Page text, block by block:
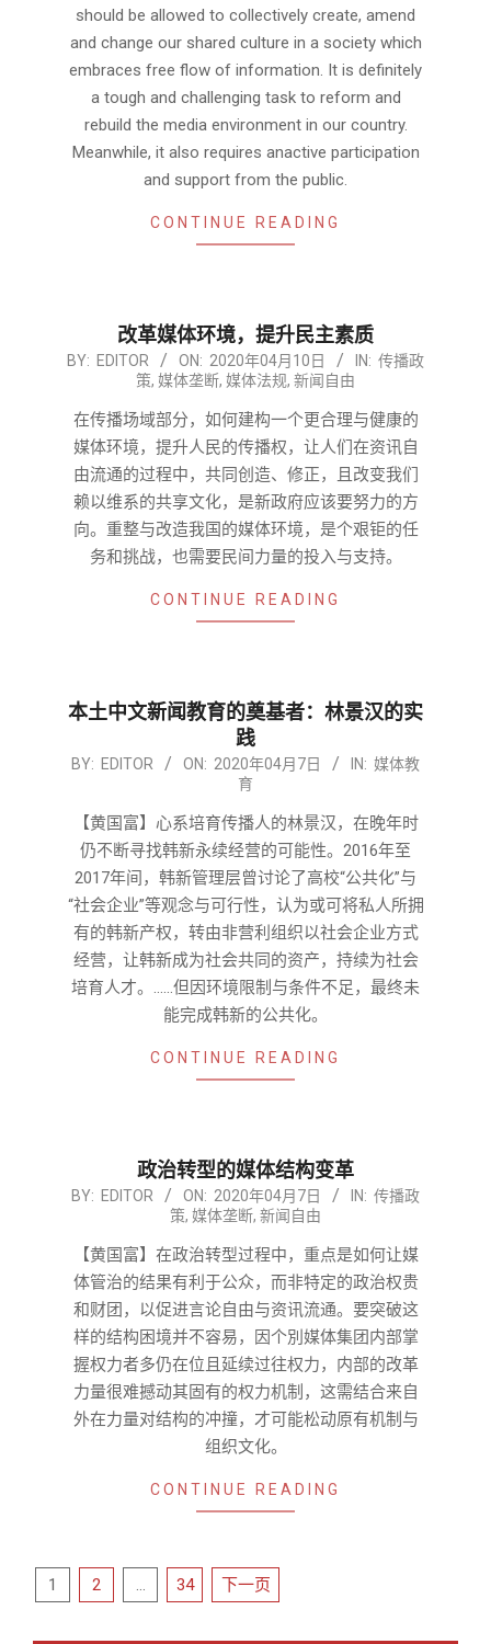
should be allowed to collectively create, amend
and change our shared culture in a society which
embraces free flow of information. It is definitely
a tough and challenging task to reform and
rebuild the media environment in our country.
Meanwhile, it also requires anactive participation
and support from the public.
CONTINUE READING
改革媒体环境，提升民主素质
2020-
10
BY: EDITOR ON: 2020年04月10日 IN: 传播政
策, 媒体垄断, 媒体法规, 新闻自由
在传播场域部分，如何建构一个更合理与健康的
媒体环境，提升人民的传播权，让人们在资讯自
由流通的过程中，共同创造、修正，且改变我们
赖以维系的共享文化，是新政府应该要努力的方
向。重整与改造我国的媒体环境，是个艰钜的任
务和挑战，也需要民间力量的投入与支持。
CONTINUE READING
本土中文新闻教育的奠基者：林景汉的实
践
2020-
BY: EDITOR ON: 2020年04月7日 IN: 媒体教
育
【黄国富】心系培育传播人的林景汉，在晚年时
仍不断寻找韩新永续经营的可能性。2016年至
2017年间，韩新管理层曾讨论了高校“公共化”与
“社会企业”等观念与可行性，认为或可将私人所拥
有的韩新产权，转由非营利组织以社会企业方式
经营，让韩新成为社会共同的资产，持续为社会
培育人才。……但因环境限制与条件不足，最终未
能完成韩新的公共化。
CONTINUE READING
政治转型的媒体结构变革
2020-
BY: EDITOR ON: 2020年04月7日 IN: 传播政
策, 媒体垄断, 新闻自由
【黄国富】在政治转型过程中，重点是如何让媒
体管治的结果有利于公众，而非特定的政治权贵
和财团，以促进言论自由与资讯流通。要突破这
样的结构困境并不容易，因个別媒体集团内部掌
握权力者多仍在位且延续过往权力，内部的改革
力量很难撼动其固有的权力机制，这需结合来自
外在力量对结构的冲撞，才可能松动原有机制与
组织文化。
CONTINUE READING
文1 2 … 34 下一页